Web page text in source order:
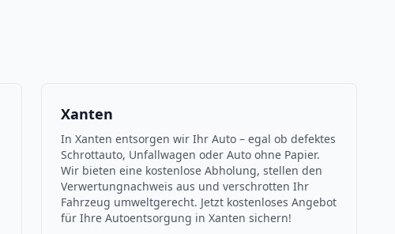
Xanten
In Xanten entsorgen wir Ihr Auto – egal ob defektes
Schrottauto, Unfallwagen oder Auto ohne Papier.
Wir bieten eine kostenlose Abholung, stellen den
Verwertungnachweis aus und verschrotten Ihr
Fahrzeug umweltgerecht. Jetzt kostenloses Angebot
für Ihre Autoentsorgung in Xanten sichern!